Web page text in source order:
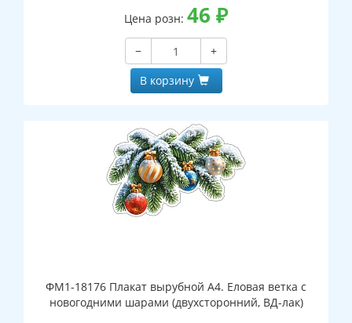
Цена розн: 46 ₽
−
+
В корзину
ФМ1-18176 Плакат вырубной А4. Еловая ветка с
новогодними шарами (двухсторонний, ВД-лак)